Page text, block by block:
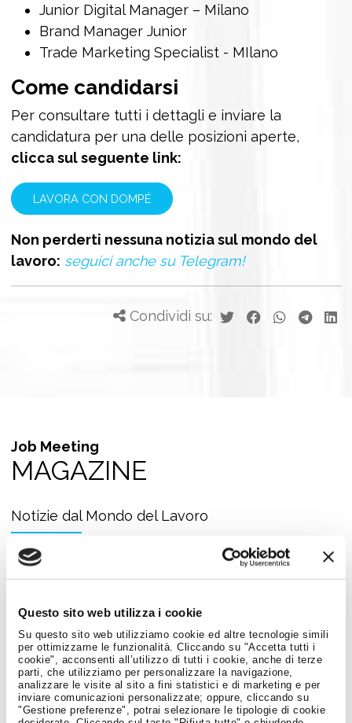
Questo sito web utilizza i cookie
Su questo sito web utilizziamo cookie ed altre tecnologie simili
per ottimizzarne le funzionalità. Cliccando su "Accetta tutti i
cookie", acconsenti all’utilizzo di tutti i cookie, anche di terze
parti, che utilizziamo per personalizzare la navigazione,
analizzare le visite al sito a fini statistici e di marketing e per
inviare comunicazioni personalizzate; oppure, cliccando su
"Gestione preferenze", potrai selezionare le tipologie di cookie
Junior Digital Manager – Milano
Brand Manager Junior
Trade Marketing Specialist - MIlano
Come candidarsi
Per consultare tutti i dettagli e inviare la
candidatura per una delle posizioni aperte,
clicca sul seguente link:
LAVORA CON DOMPÉ
Non perderti nessuna notizia sul mondo del
lavoro: seguici anche su Telegram!
Condividi su:
Job Meeting
MAGAZINE
Notizie dal Mondo del Lavoro